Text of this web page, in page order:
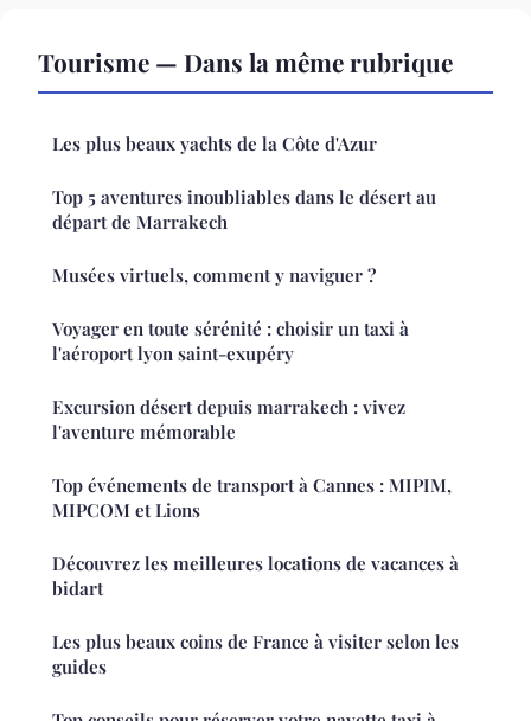
Tourisme — Dans la même rubrique
Les plus beaux yachts de la Côte d'Azur
Top 5 aventures inoubliables dans le désert au
départ de Marrakech
Musées virtuels, comment y naviguer ?
Voyager en toute sérénité : choisir un taxi à
l'aéroport lyon saint-exupéry
Excursion désert depuis marrakech : vivez
l'aventure mémorable
Top événements de transport à Cannes : MIPIM,
MIPCOM et Lions
Découvrez les meilleures locations de vacances à
bidart
Les plus beaux coins de France à visiter selon les
guides